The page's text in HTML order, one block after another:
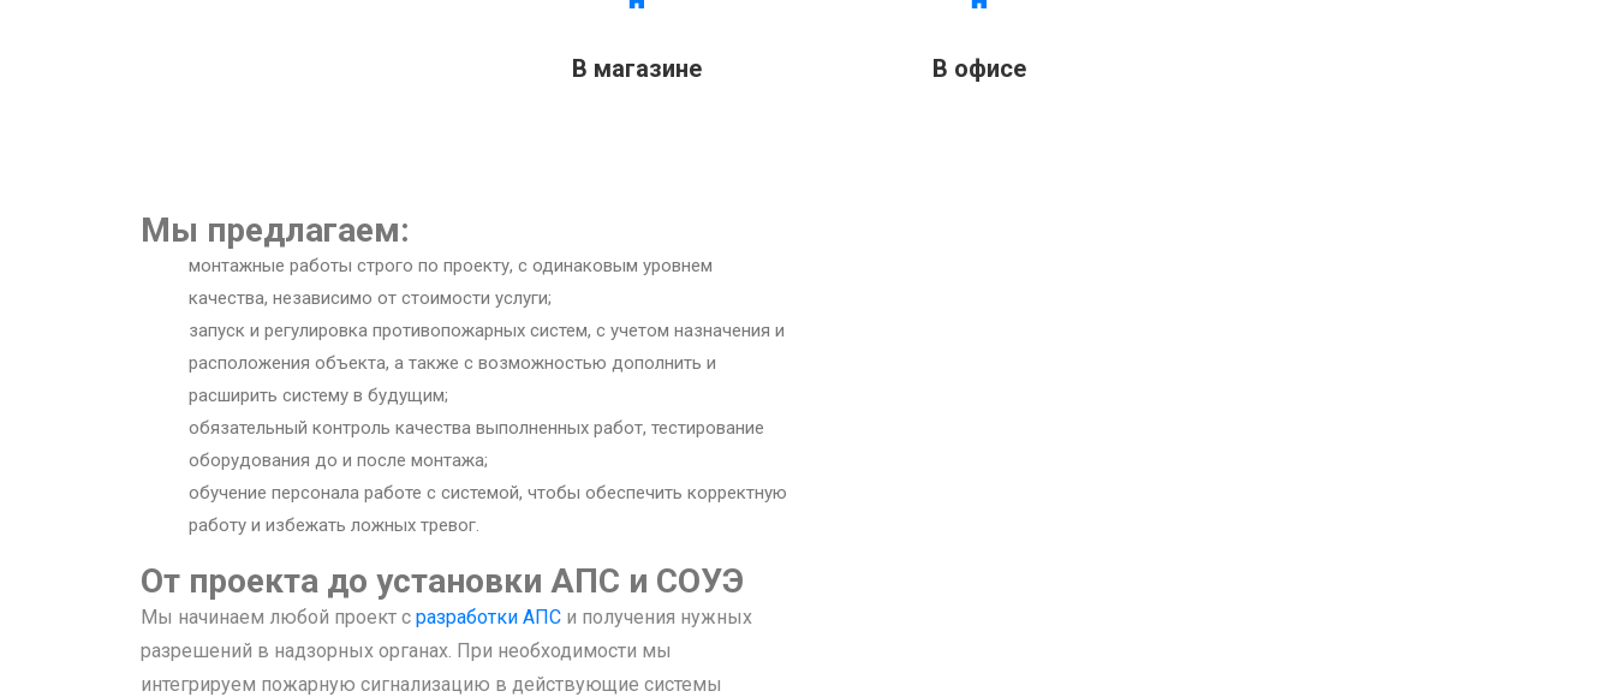
В магазине В офисе
Мы предлагаем:
монтажные работы строго по проекту, с одинаковым уровнем
качества, независимо от стоимости услуги;
запуск и регулировка противопожарных систем, с учетом назначения и
расположения объекта, а также с возможностью дополнить и
расширить систему в будущим;
обязательный контроль качества выполненных работ, тестирование
оборудования до и после монтажа;
обучение персонала работе с системой, чтобы обеспечить корректную
работу и избежать ложных тревог.
От проекта до установки АПС и СОУЭ
Мы начинаем любой проект с разработки АПС и получения нужных
разрешений в надзорных органах. При необходимости мы
интегрируем пожарную сигнализацию в действующие системы